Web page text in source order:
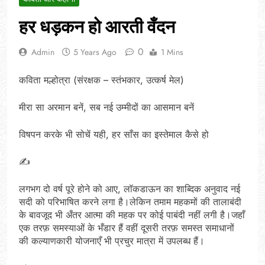
हर धड़कन हो आरती वँदन
Admin 5 Years Ago 0 1 Mins
कविता मल्होत्रा (संरक्षक – स्तंभकार, उत्कर्ष मेल)
मीरा सा अरमान बनें, सब नई उम्मीदों का आसमान बनें
विषपन करके भी सोचें यही, हर साँस का इस्तेमाल कैसे हो
✍️
लगभग दो वर्ष पूरे होने को आए, लॉकडाऊन का शाब्दिक अनुवाद नई
सदी को परिभाषित करने लगा है।लेकिन तमाम महकमों की तालाबंदी
के बावजूद भी अँतर आत्मा की महक पर कोई पाबंदी नहीं लगी है।जहाँ
एक तरफ़ समस्याओं के भँडार हैं वहीं दूसरी तरफ़ समस्त समाधानों
की कल्याणकारी योजनाएँ भी प्रचुर मात्रा में उपलब्ध हैं।